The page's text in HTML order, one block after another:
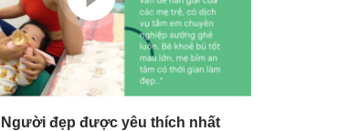
Người đẹp được yêu thích nhất